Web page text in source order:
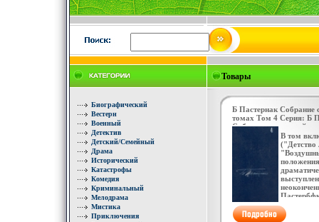
Биографический
Вестерн
Военный
Детектив
Детский/Семейный
Драма
Исторический
Катастрофы
Комедия
Криминальный
Мелодрама
Мистика
Приключения
Товары
Б Пастернак Собрание
томах Том 4 Серия: Б
Собрание сочинений в
В том
января